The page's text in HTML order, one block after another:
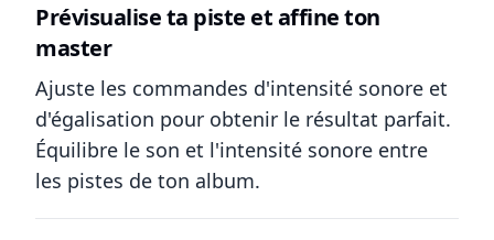
Prévisualise ta piste et affine ton
master
Ajuste les commandes d'intensité sonore et
d'égalisation pour obtenir le résultat parfait.
Équilibre le son et l'intensité sonore entre
les pistes de ton album.